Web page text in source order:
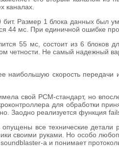
каналах.
Размер 1 блока данных был
44 мс. При единичной ошибке
55 мс, состоит из 6 блоков
четности. Не самый надежный
скорость передачи
свой PCM-стандарт, но
для обработки
Заодно реализуется функция
все технические детали
своими руками. Но особо
а и понимает